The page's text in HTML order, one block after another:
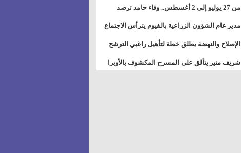
المستخدم إلى سلعة فى اقتصاد الانتباه
من 27 يوليو إلى 2 أغسطس.. وفاء حامد ترصد
تأثيرات أقوى الاتصالات الفلكية على الأبراج
مدير عام الشؤون الزراعية بالفيوم يترأس الاجتماع
الدوري لمتابعة الحصر الحيازي الجديدة
الإصلاح والنهضة يطلق خطة لتأهيل راغبي الترشح
للمجالس الشعبية المحلية ويستعرض خطط أماناته
بالمحافظات
شريف منير يتألق على المسرح المكشوف بالأوبرا